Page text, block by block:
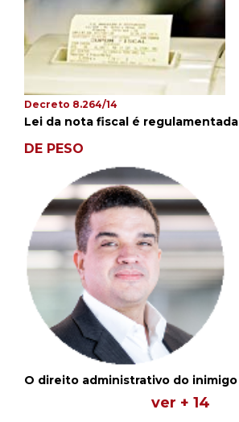
Decreto 8.264/14
Lei da nota fiscal é regulamentada
DE PESO
O direito administrativo do inimigo
ver + 14